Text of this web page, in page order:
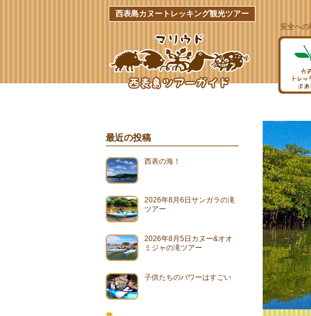
西表島カヌートレッキング観光ツアー
安全への
最近の投稿
西表の海！
2026年8月6日サンガラの滝
ツアー
2026年8月5日カヌー&オオ
ミジャの滝ツアー
子供たちのパワーはすごい